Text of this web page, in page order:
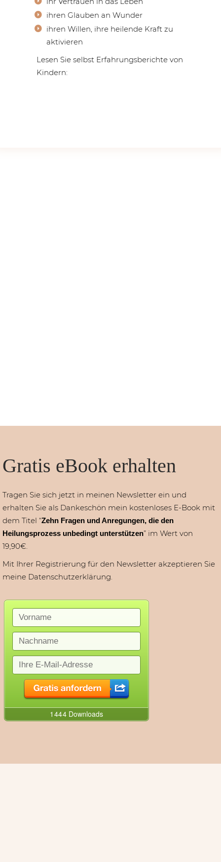
ihren Glauben an Wunder
ihren Willen, ihre heilende Kraft zu
aktivieren
Lesen Sie selbst Erfahrungsberichte von
Kindern:
Gratis eBook erhalten
Tragen Sie sich jetzt in meinen Newsletter ein und
erhalten Sie als Dankeschön mein kostenloses E‑Book mit
dem Titel “Zehn Fragen und Anregungen, die den
Heilungsprozess unbedingt unterstützen” im Wert von
19,90€.
Mit Ihrer Registrierung für den Newsletter akzeptieren Sie
meine Datenschutzerklärung.